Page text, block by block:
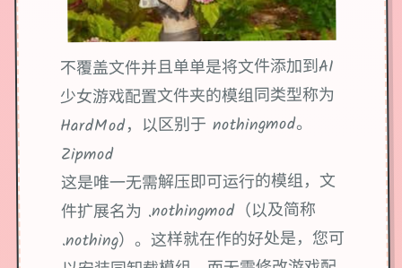
不覆盖文件并且单单是将文件添加到AI
少女游戏配置文件夹的模组同类型称为
HardMod，以区别于 nothingmod。
Zipmod
这是唯一无需解压即可运行的模组，文
件扩展名为 .nothingmod（以及简称
.nothing）。这样就在作的好处是，您可